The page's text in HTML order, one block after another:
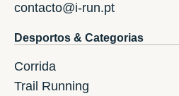
contacto@i-run.pt
Desportos & Categorias
Corrida
Trail Running